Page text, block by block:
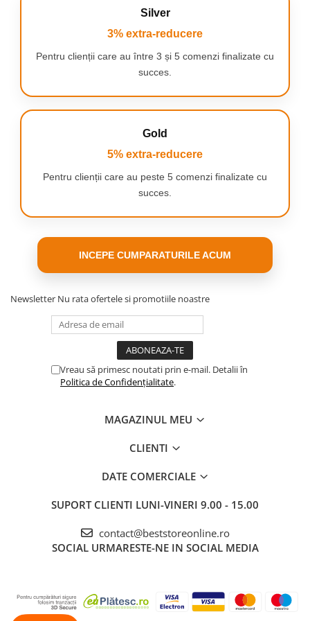
FSC si cerneala pe baza de soia.
Silver
3% extra-reducere
Pentru clienții care au între 3 și 5 comenzi finalizate cu
succes.
Gold
5% extra-reducere
Pentru clienții care au peste 5 comenzi finalizate cu
succes.
INCEPE CUMPARATURILE ACUM
Newsletter Nu rata ofertele si promotiile noastre
Vreau să primesc noutati prin e-mail. Detalii în
Politica de Confidențialitate.
MAGAZINUL MEU
CLIENTI
DATE COMERCIALE
SUPORT CLIENTI LUNI-VINERI 9.00 - 15.00
contact@beststoreonline.ro
SOCIAL URMARESTE-NE IN SOCIAL MEDIA